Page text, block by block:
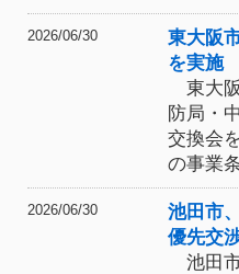
2026/06/30
東大阪
を実施
東大
防局・
交換会
の事業
2026/06/30
池田市
優先交
池田